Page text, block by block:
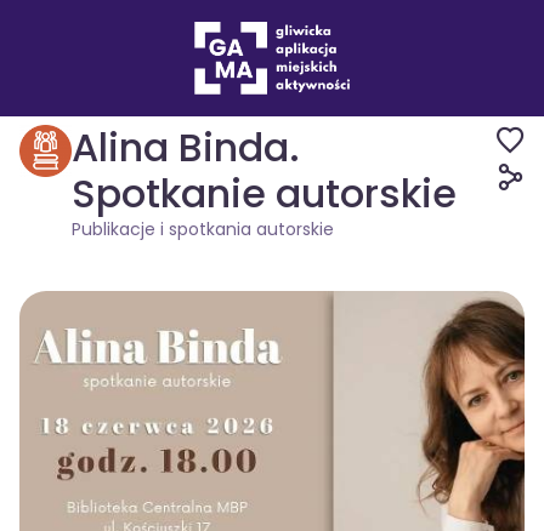
Publikacje i spotkania autorskie
Alina Binda.
Spotkanie autorskie
Publikacje i spotkania autorskie